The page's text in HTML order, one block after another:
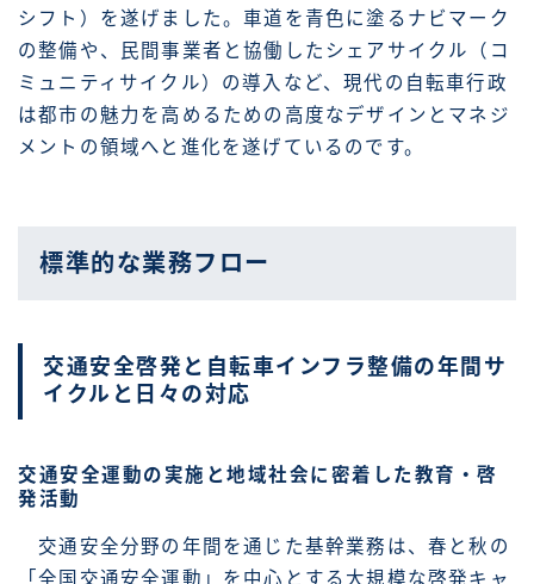
シフト）を遂げました。車道を青色に塗るナビマーク
の整備や、民間事業者と協働したシェアサイクル（コ
ミュニティサイクル）の導入など、現代の自転車行政
は都市の魅力を高めるための高度なデザインとマネジ
メントの領域へと進化を遂げているのです。
標準的な業務フロー
交通安全啓発と自転車インフラ整備の年間サ
イクルと日々の対応
交通安全運動の実施と地域社会に密着した教育・啓
発活動
交通安全分野の年間を通じた基幹業務は、春と秋の
「全国交通安全運動」を中心とする大規模な啓発キャ